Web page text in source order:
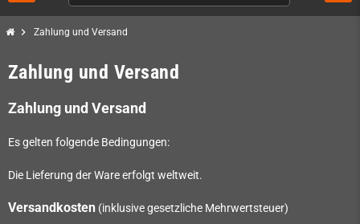
chevron_right Zahlung und Versand
Zahlung und Versand
Zahlung und Versand
Es gelten folgende Bedingungen:
Die Lieferung der Ware erfolgt weltweit.
Versandkosten (inklusive gesetzliche Mehrwertsteuer)